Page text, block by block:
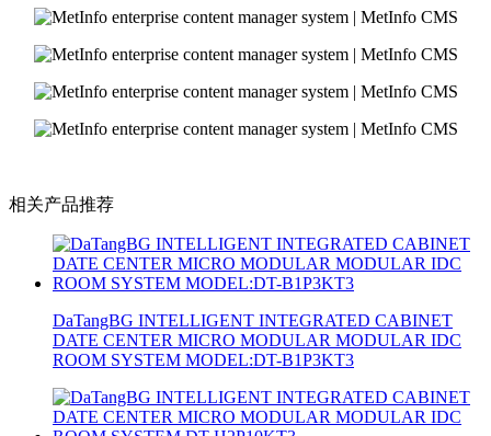
相关产品推荐
DaTangBG INTELLIGENT INTEGRATED CABINET
DATE CENTER MICRO MODULAR MODULAR IDC
ROOM SYSTEM MODEL:DT-B1P3KT3